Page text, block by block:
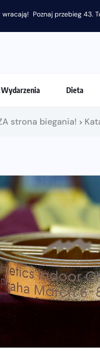
Poznaj przebieg 43.
Wydarzenia Dieta
strona biegania! >